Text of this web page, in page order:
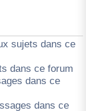
sujets dans ce
dans ce forum
dans ce
dans ce